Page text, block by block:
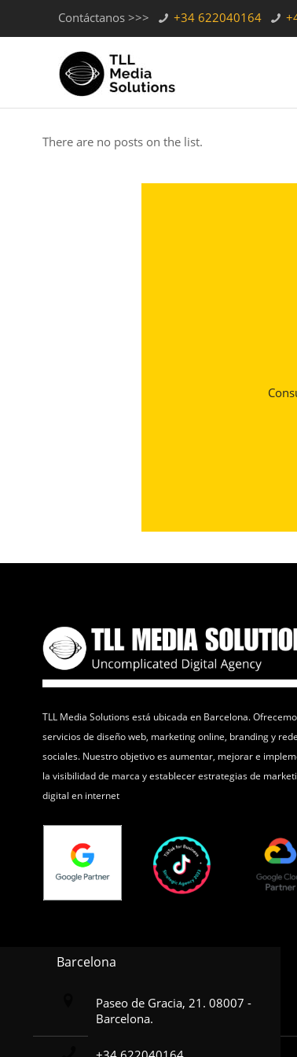
Contáctanos >>> +34 622040164
There are no posts on the list.
TLL Media Solutions está ubicada en Barcelona.
servicios de diseño web, marketing online, branding y
sociales. Nuestro objetivo es aumentar, mejorar e
la visibilidad de marca y establecer estrategias de
digital en internet
Barcelona
Paseo de Gracia, 21. 08007 -
Barcelona.